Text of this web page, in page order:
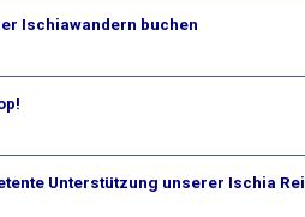
Ischiawandern buchen
Unterstützung unserer Ischia